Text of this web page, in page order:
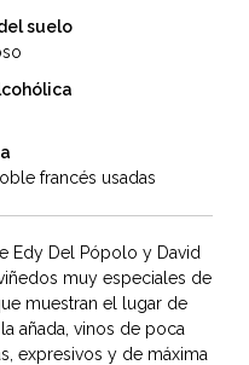
suelo
francés usadas
Edy Del Pópolo y David
muy especiales de
muestran el lugar de
añada, vinos de poca
expresivos y de máxima